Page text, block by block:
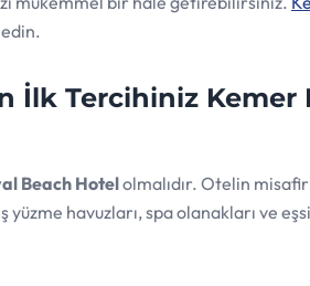
İlk Tercihiniz Kemer
Beach Hotelolmalıdır. Otelin
havuzları, spa olanakları ve